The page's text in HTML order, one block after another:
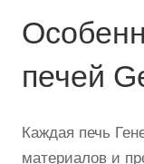
печей
Каждая печь
материалов и